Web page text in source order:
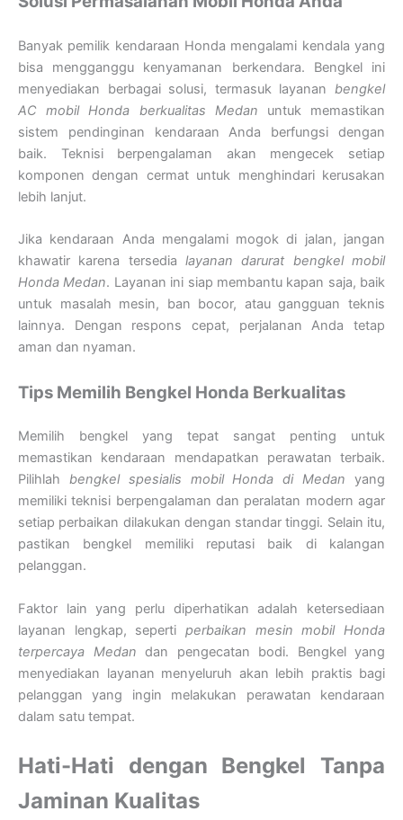
Banyak pemilik kendaraan Honda mengalami kendala yang
bisa mengganggu kenyamanan berkendara. Bengkel ini
menyediakan berbagai solusi, termasuk layanan bengkel
AC mobil Honda berkualitas Medan untuk memastikan
sistem pendinginan kendaraan Anda berfungsi dengan
baik. Teknisi berpengalaman akan mengecek setiap
komponen dengan cermat untuk menghindari kerusakan
lebih lanjut.
Jika kendaraan Anda mengalami mogok di jalan, jangan
khawatir karena tersedia layanan darurat bengkel mobil
Honda Medan. Layanan ini siap membantu kapan saja, baik
untuk masalah mesin, ban bocor, atau gangguan teknis
lainnya. Dengan respons cepat, perjalanan Anda tetap
aman dan nyaman.
Tips Memilih Bengkel Honda Berkualitas
Memilih bengkel yang tepat sangat penting untuk
memastikan kendaraan mendapatkan perawatan terbaik.
Pilihlah bengkel spesialis mobil Honda di Medan yang
memiliki teknisi berpengalaman dan peralatan modern agar
setiap perbaikan dilakukan dengan standar tinggi. Selain itu,
pastikan bengkel memiliki reputasi baik di kalangan
pelanggan.
Faktor lain yang perlu diperhatikan adalah ketersediaan
layanan lengkap, seperti perbaikan mesin mobil Honda
terpercaya Medan dan pengecatan bodi. Bengkel yang
menyediakan layanan menyeluruh akan lebih praktis bagi
pelanggan yang ingin melakukan perawatan kendaraan
dalam satu tempat.
Hati-Hati dengan Bengkel Tanpa
Jaminan Kualitas